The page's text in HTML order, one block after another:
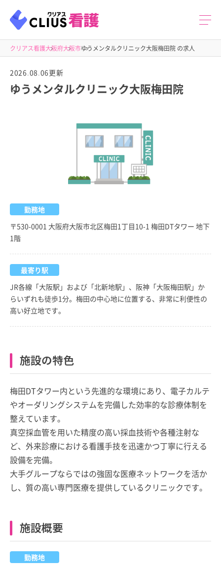
クリアス看護大阪府大阪市ゆうメンタルクリニック大阪梅田院 の求人
2026.08.06更新
ゆうメンタルクリニック大阪梅田院
勤務地
〒530-0001 大阪府大阪市北区梅田1丁目10-1 梅田DTタワー 地下
1階
最寄り駅
JR各線「大阪駅」および「北新地駅」、阪神「大阪梅田駅」か
らいずれも徒歩1分。梅田の中心地に位置する、非常に利便性の
高い好立地です。
施設の特色
梅田DTタワー内という先進的な環境にあり、電子カルテ
やオーダリングシステムを完備した効率的な診療体制を
整えています。
真空採血管を用いた精度の高い採血技術や各種注射な
ど、外来診療における看護手技を迅速かつ丁寧に行える
設備を完備。
大手グループならではの強固な医療ネットワークを活か
し、質の高い専門医療を提供しているクリニックです。
施設概要
勤務地